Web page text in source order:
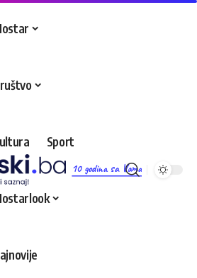
10 godina sa Vama
Sport